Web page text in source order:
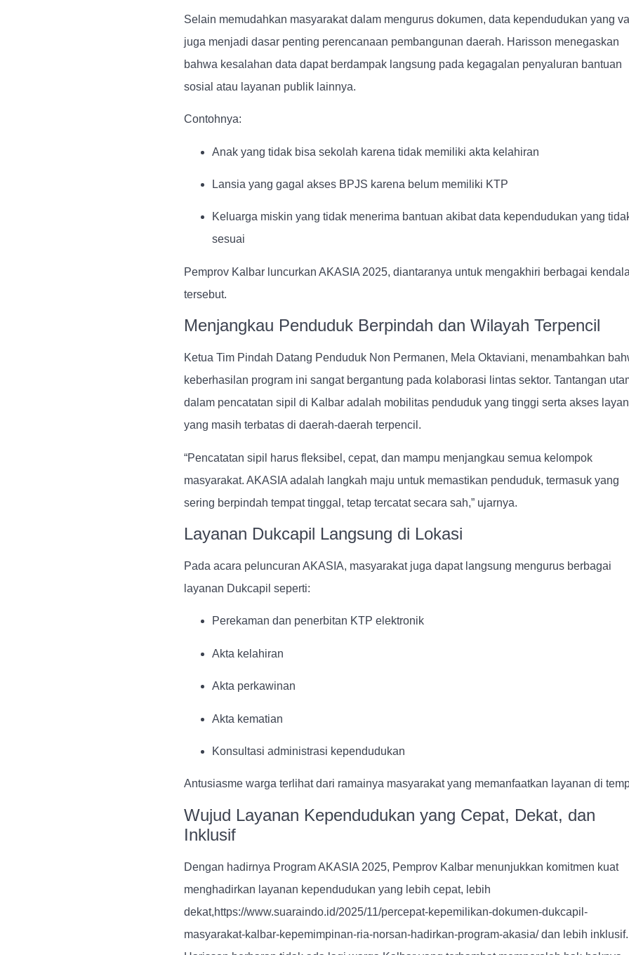
Selain memudahkan masyarakat dalam mengurus dokumen, data kependudukan yang
juga menjadi dasar penting perencanaan pembangunan daerah. Harisson menegaskan
bahwa kesalahan data dapat berdampak langsung pada kegagalan penyaluran bantuan
sosial atau layanan publik lainnya.
Contohnya:
Anak yang tidak bisa sekolah karena tidak memiliki akta kelahiran
Lansia yang gagal akses BPJS karena belum memiliki KTP
Keluarga miskin yang tidak menerima bantuan akibat data kependudukan yang
sesuai
Pemprov Kalbar luncurkan AKASIA 2025, diantaranya untuk mengakhiri berbagai
tersebut.
Menjangkau Penduduk Berpindah dan Wilayah Terpencil
Ketua Tim Pindah Datang Penduduk Non Permanen, Mela Oktaviani, menambahkan
keberhasilan program ini sangat bergantung pada kolaborasi lintas sektor. Tantangan
dalam pencatatan sipil di Kalbar adalah mobilitas penduduk yang tinggi serta akses
yang masih terbatas di daerah-daerah terpencil.
“Pencatatan sipil harus fleksibel, cepat, dan mampu menjangkau semua kelompok
masyarakat. AKASIA adalah langkah maju untuk memastikan penduduk, termasuk yang
sering berpindah tempat tinggal, tetap tercatat secara sah,” ujarnya.
Layanan Dukcapil Langsung di Lokasi
Pada acara peluncuran AKASIA, masyarakat juga dapat langsung mengurus berbagai
layanan Dukcapil seperti:
Perekaman dan penerbitan KTP elektronik
Akta kelahiran
Akta perkawinan
Akta kematian
Konsultasi administrasi kependudukan
Antusiasme warga terlihat dari ramainya masyarakat yang memanfaatkan layanan di
Wujud Layanan Kependudukan yang Cepat, Dekat, dan
Inklusif
Dengan hadirnya Program AKASIA 2025, Pemprov Kalbar menunjukkan komitmen kuat
menghadirkan layanan kependudukan yang lebih cepat, lebih
dekat,https://www.suaraindo.id/2025/11/percepat-kepemilikan-dokumen-dukcapil-
masyarakat-kalbar-kepemimpinan-ria-norsan-hadirkan-program-akasia/ dan lebih inklusif.